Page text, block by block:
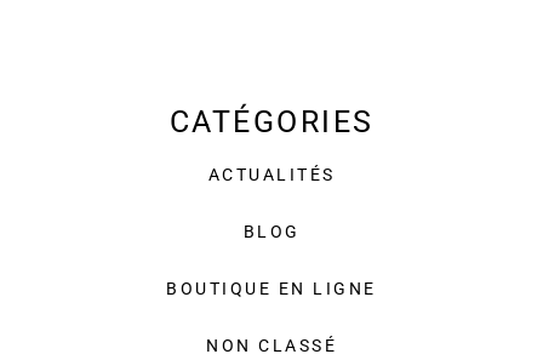
CATÉGORIES
ACTUALITÉS
BLOG
BOUTIQUE EN LIGNE
NON CLASSÉ